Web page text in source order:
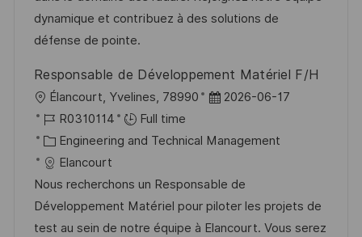
n
a
o
r
dynamique et contribuez à des solutions de
défense de pointe.
Responsable de Développement Matériel F/H
L
o
c
a
t
i
o
Élancourt, Yvelines, 78990
P
s
e
d
D
2026-06-17
J
o
b
I
d
R0310114
Full time
C
a
t
e
g
Engineering and Technical Management
Elancourt
Nous recherchons un Responsable de
Développement Matériel pour piloter les projets de
test au sein de notre équipe à Elancourt. Vous serez